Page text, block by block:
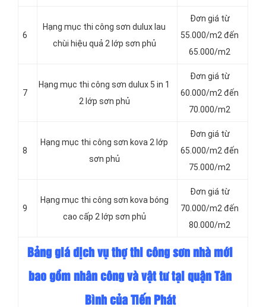
6
Hạng mục thi công sơn dulux lau
chùi hiệu quả 2 lớp sơn phủ
Đơn giá từ
55.000/m2 đến
65.000/m2
7
Hạng mục thi công sơn dulux 5 in 1
2 lớp sơn phủ
Đơn giá từ
60.000/m2 đến
70.000/m2
8
Hạng mục thi công sơn kova 2 lớp
sơn phủ
Đơn giá từ
65.000/m2 đến
75.000/m2
9
Hạng mục thi công sơn kova bóng
cao cấp 2 lớp sơn phủ
Đơn giá từ
70.000/m2 đến
80.000/m2
Bảng giá dịch vụ thợ thi công sơn nhà mới
bao gồm nhân công và vật tư tại quận Tân
Bình của Tiến Phát